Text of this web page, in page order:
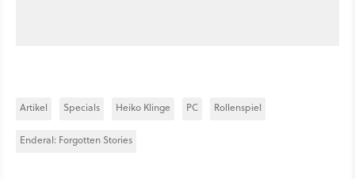
Artikel Specials Heiko Klinge PC Rollenspiel
Enderal: Forgotten Stories